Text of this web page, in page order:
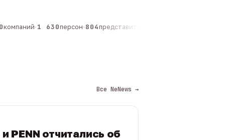
·1 630персон·804представителей
Все NeNews →
PENN отчитались об